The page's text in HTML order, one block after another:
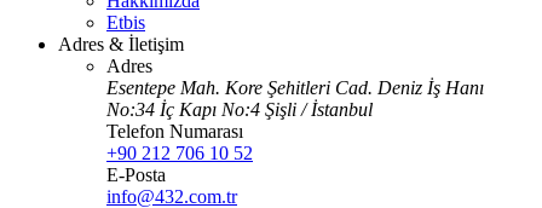
Etbis
Adres & İletişim
Adres
Esentepe Mah. Kore Şehitleri Cad. Deniz İş Hanı
No:34 İç Kapı No:4 Şişli / İstanbul
Telefon Numarası
+90 212 706 10 52
E-Posta
info@432.com.tr